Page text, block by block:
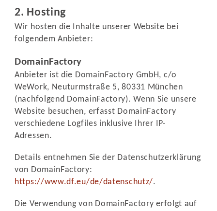
2. Hosting
Wir hosten die Inhalte unserer Website bei
folgendem Anbieter:
DomainFactory
Anbieter ist die DomainFactory GmbH, c/o
WeWork, Neuturmstraße 5, 80331 München
(nachfolgend DomainFactory). Wenn Sie unsere
Website besuchen, erfasst DomainFactory
verschiedene Logfiles inklusive Ihrer IP-
Adressen.
Details entnehmen Sie der Datenschutzerklärung
von DomainFactory:
https://www.df.eu/de/datenschutz/.
Die Verwendung von DomainFactory erfolgt auf